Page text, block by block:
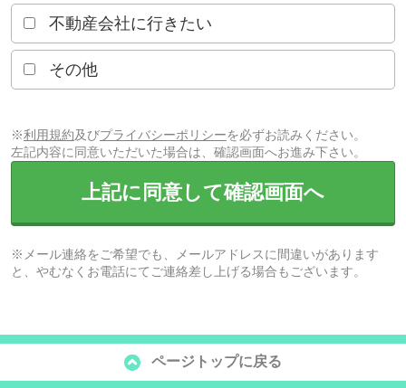
不動産会社に行きたい
その他
※利用規約及びプライバシーポリシーを必ずお読みください。
左記内容に同意いただいた場合は、確認画面へお進み下さい。
上記に同意して確認画面へ
※メール連絡をご希望でも、メールアドレスに間違いがあります
と、やむなくお電話にてご連絡差し上げる場合もございます。
ページトップに戻る